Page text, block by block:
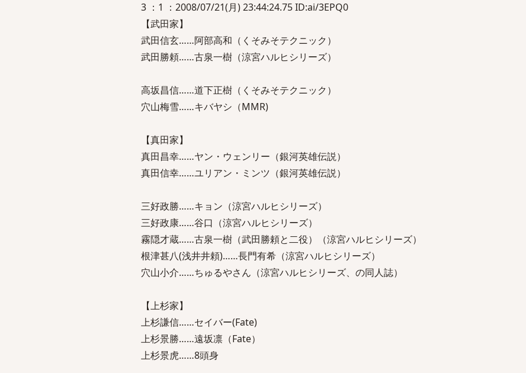
3 ：1 ：2008/07/21(月) 23:44:24.75 ID:ai/3EPQ0
【武田家】
武田信玄……阿部高和（くそみそテクニック）
武田勝頼……古泉一樹（涼宮ハルヒシリーズ）
高坂昌信……道下正樹（くそみそテクニック）
穴山梅雪……キバヤシ（MMR)
【真田家】
真田昌幸……ヤン・ウェンリー（銀河英雄伝説）
真田信幸……ユリアン・ミンツ（銀河英雄伝説）
三好政勝……キョン（涼宮ハルヒシリーズ）
三好政康……谷口（涼宮ハルヒシリーズ）
霧隠才蔵……古泉一樹（武田勝頼と二役）（涼宮ハルヒシリーズ）
根津甚八(浅井井頼)……長門有希（涼宮ハルヒシリーズ）
穴山小介……ちゅるやさん（涼宮ハルヒシリーズ、の同人誌）
【上杉家】
上杉謙信……セイバー(Fate)
上杉景勝……遠坂凛（Fate）
上杉景虎……8頭身